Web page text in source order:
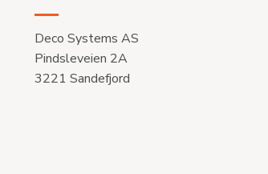
Deco Systems AS
Pindsleveien 2A
3221 Sandefjord